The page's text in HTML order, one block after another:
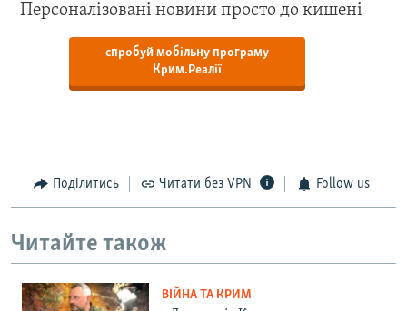
Персоналізовані новини просто до кишені
спробуй мобільну програму
Крим.Реалії
Поділитись Читати без VPN Follow us
Читайте також
ВІЙНА ТА КРИМ